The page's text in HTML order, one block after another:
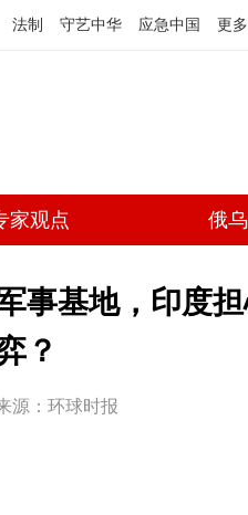
法制 守艺中华 应急中国 更多
家观点 俄乌
事基地，印度
？
源：环球时报